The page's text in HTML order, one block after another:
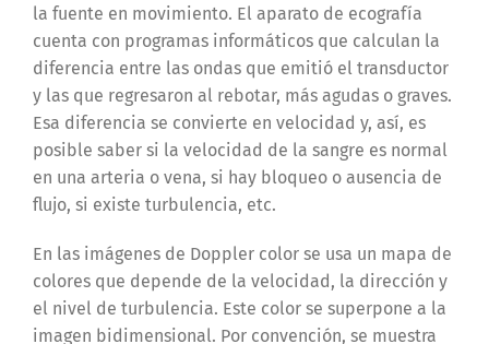
la fuente en movimiento. El aparato de ecografía
cuenta con programas informáticos que calculan la
diferencia entre las ondas que emitió el transductor
y las que regresaron al rebotar, más agudas o graves.
Esa diferencia se convierte en velocidad y, así, es
posible saber si la velocidad de la sangre es normal
en una arteria o vena, si hay bloqueo o ausencia de
flujo, si existe turbulencia, etc.
En las imágenes de Doppler color se usa un mapa de
colores que depende de la velocidad, la dirección y
el nivel de turbulencia. Este color se superpone a la
imagen bidimensional. Por convención, se muestra